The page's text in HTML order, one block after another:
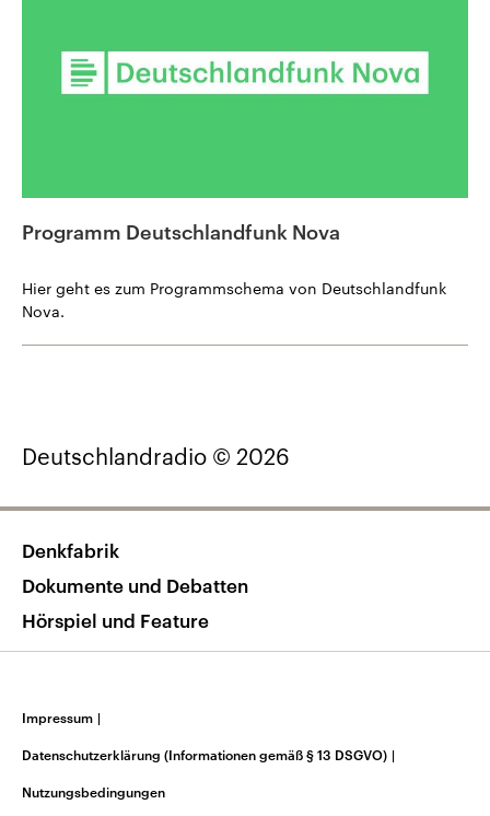
Programm Deutschlandfunk Nova
Hier geht es zum Programmschema von Deutschlandfunk
Nova.
Deutschlandradio © 2026
Denkfabrik
Dokumente und Debatten
Hörspiel und Feature
Impressum |
Datenschutzerklärung (Informationen gemäß § 13 DSGVO) |
Nutzungsbedingungen